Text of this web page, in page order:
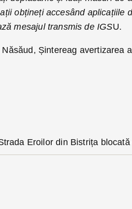
obțineți accesând aplicațiile
mesajul transmis de IGSU.
Șintereag avertizarea